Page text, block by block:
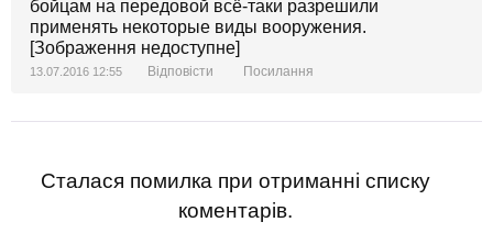
бойцам на передовой всё-таки разрешили
применять некоторые виды вооружения.
[Зображення недоступне]
13.07.2016 12:55 Відповісти Посилання
Сталася помилка при отриманні списку
коментарів.